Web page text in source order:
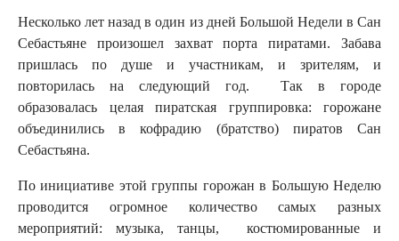
Несколько лет назад в один из дней Большой Недели в Сан
Себастьяне произошел захват порта пиратами. Забава
пришлась по душе и участникам, и зрителям, и
повторилась на следующий год. Так в городе
образовалась целая пиратская группировка: горожане
объединились в кофрадию (братство) пиратов Сан
Себастьяна.
По инициативе этой группы горожан в Большую Неделю
проводится огромное количество самых разных
мероприятий: музыка, танцы, костюмированные и